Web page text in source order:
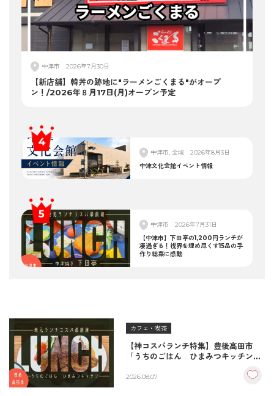
中津市 2026年7月30日
【新店舗】韓丼の跡地に"ラーメンごくまる"がオープ
ン！/2026年８月17日(月)オープン予定
中津市, 全域
2026年8月3日
中津文化会館イベント情報
中津市
2026年7月31日
【中津市】下田亭の1,200円ランチが
凄過ぎる！視界を埋め尽くす15品の手
作り総菜に感動
カフェ・喫茶
【神コスパランチ特集】豊後高田市
「うちのごはん ひまみつキッチン」
＆生姜焼き！
2026.08.07